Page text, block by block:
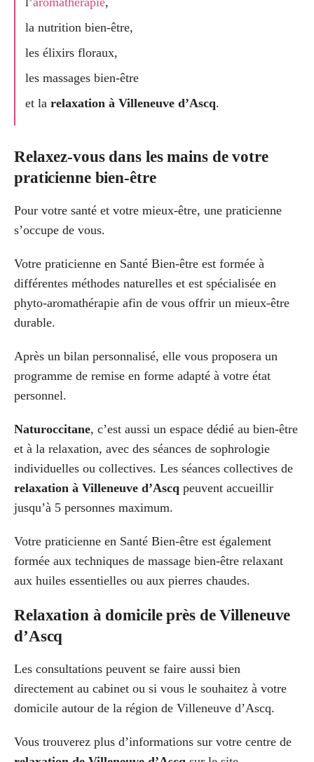
la nutrition bien-être,
les élixirs floraux,
les massages bien-être
et la relaxation à Villeneuve d’Ascq.
Relaxez-vous dans les mains de votre
praticienne bien-être
Pour votre santé et votre mieux-être, une praticienne
s’occupe de vous.
Votre praticienne en Santé Bien-être est formée à
différentes méthodes naturelles et est spécialisée en
phyto-aromathérapie afin de vous offrir un mieux-être
durable.
Après un bilan personnalisé, elle vous proposera un
programme de remise en forme adapté à votre état
personnel.
Naturoccitane, c’est aussi un espace dédié au bien-être
et à la relaxation, avec des séances de sophrologie
individuelles ou collectives. Les séances collectives de
relaxation à Villeneuve d’Ascq peuvent accueillir
jusqu’à 5 personnes maximum.
Votre praticienne en Santé Bien-être est également
formée aux techniques de massage bien-être relaxant
aux huiles essentielles ou aux pierres chaudes.
Relaxation à domicile près de Villeneuve
d’Ascq
Les consultations peuvent se faire aussi bien
directement au cabinet ou si vous le souhaitez à votre
domicile autour de la région de Villeneuve d’Ascq.
Vous trouverez plus d’informations sur votre centre de